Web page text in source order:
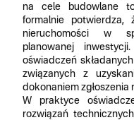
na cele budowlane
formalnie
nieruchomości w
planowanej
oświadczeń
związanych z
dokonaniem zgłoszenia
W praktyce
rozwiązań